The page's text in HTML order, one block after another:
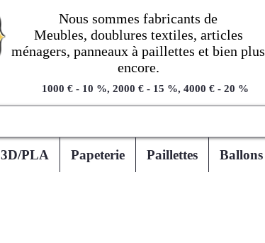
Nous sommes fabricants de
Meubles, doublures textiles, articles
ménagers, panneaux à paillettes et bien plus
encore.
1000 € - 10 %, 2000 € - 15 %, 4000 € - 20 %
3D/PLA Papeterie Paillettes Ballons